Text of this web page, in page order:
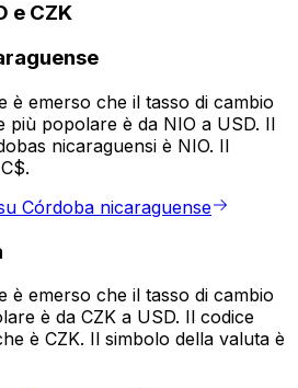
e CZK
è emerso che il tasso di cambio
più popolare è da NIO a USD. Il
nicaraguensi è NIO. Il
Córdoba nicaraguense
è emerso che il tasso di cambio
è da CZK a USD. Il codice
è CZK. Il simbolo della valuta è